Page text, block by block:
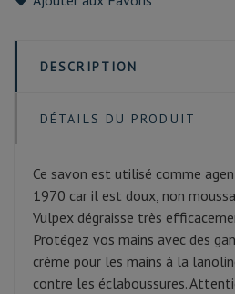
DESCRIPTION
DÉTAILS DU PRODUIT
Ce savon est utilisé comme
1970 car il est doux, non
Vulpex dégraisse très
Protégez vos mains avec des
crème pour les mains à la
contre les éclaboussures.